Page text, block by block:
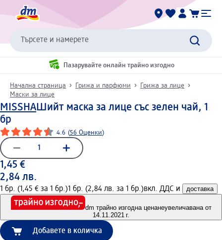
Търсете и намерете
Пазарувайте онлайн трайно изгодно
Начална страница Грижа и парфюми
Грижа за лице
Маски за лице
MISSHAШийт маска за лице със зелен чай, 1
бр
4.6 (56 Оценки)
1,45 €
2,84 лв.
1 бр. (1,45 € за 1 бр.)1 бр. (2,84 лв. за 1 бр.)вкл. ДДС и доставка
dm трайно изгодна ценанеувеличавана от
14.11.2021 г.
Добавете в количка